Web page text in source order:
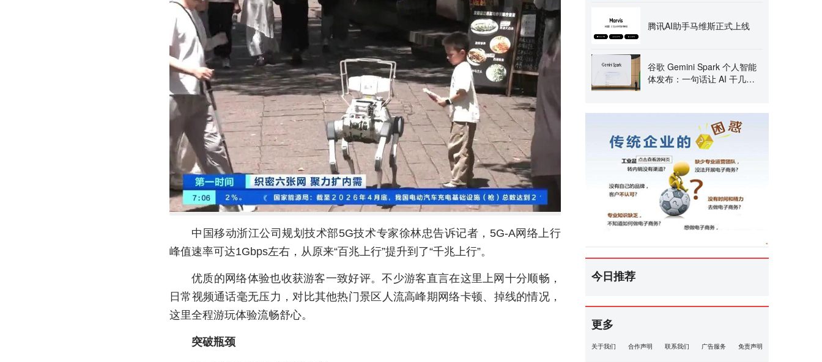
中国移动浙江公司规划技术部5G技术专家徐林忠告诉记者，5G-A网络上行
峰值速率可达1Gbps左右，从原来“百兆上行”提升到了“千兆上行”。
优质的网络体验也收获游客一致好评。不少游客直言在这里上网十分顺畅，
日常视频通话毫无压力，对比其他热门景区人流高峰期网络卡顿、掉线的情况，
这里全程游玩体验流畅舒心。
突破瓶颈
腾讯AI助手马维斯正式上线
谷歌 Gemini Spark 个人智能
体发布：一句话让 AI 干几份
今日推荐
更多
关于我们 合作声明 联系我们 广告服务 免责声明